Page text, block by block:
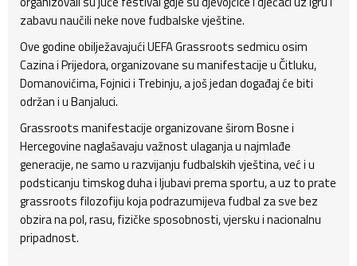
zabavu naučili neke nove fudbalske vještine.
Ove godine obilježavajući UEFA Grassroots sedmicu osim
Cazina i Prijedora, organizovane su manifestacije u Čitluku,
Domanovićima, Fojnici i Trebinju, a još jedan događaj će biti
održan i u Banjaluci.
Grassroots manifestacije organizovane širom Bosne i
Hercegovine naglašavaju važnost ulaganja u najmlađe
generacije, ne samo u razvijanju fudbalskih vještina, već i u
podsticanju timskog duha i ljubavi prema sportu, a uz to prate
grassroots filozofiju koja podrazumijeva fudbal za sve bez
obzira na pol, rasu, fizičke sposobnosti, vjersku i nacionalnu
pripadnost.